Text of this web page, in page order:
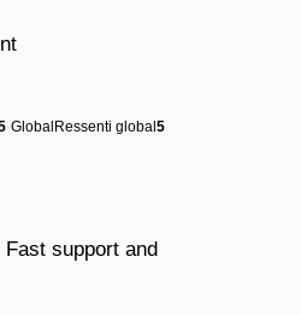
Global Ressenti global 5
support and